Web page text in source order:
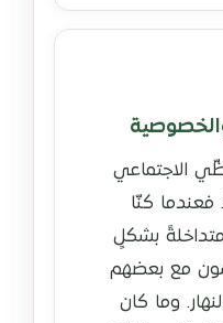
الاجتماعي
كنّا
متداخلةً بشكلٍ
مع بعضهم
وما كان